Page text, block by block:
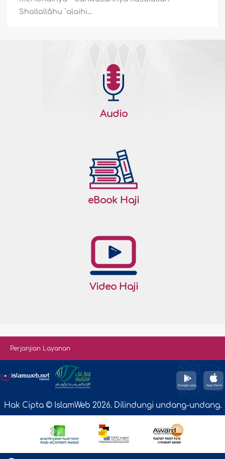
Shallallâhu `alaihi...
Audio
eBook Haji
Video Haji
Perjanjian Layanan
Hak Cipta © IslamWeb 2026. Dilindungi undang-undang.